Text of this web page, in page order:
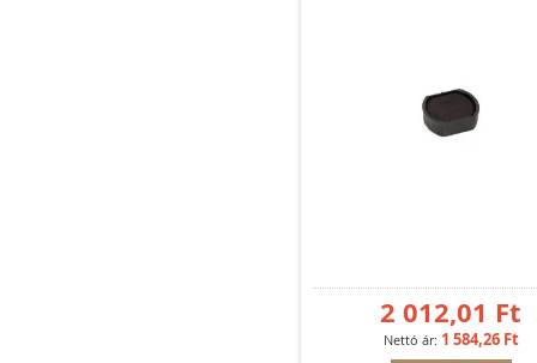
2 012,01 Ft
1 584,26 Ft